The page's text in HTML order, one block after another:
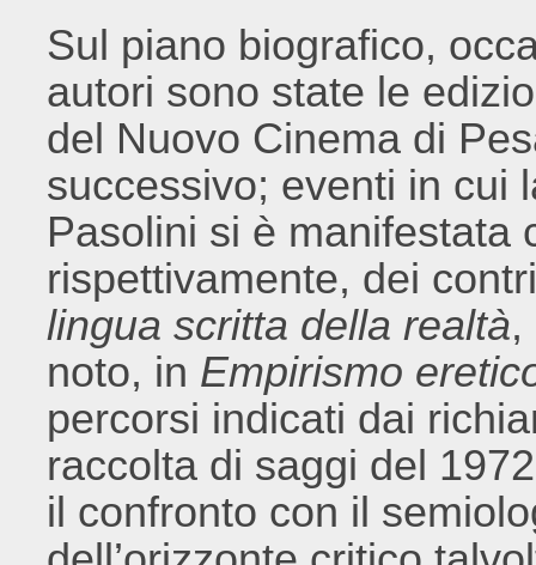
Sul piano biografico,
autori sono state le
del Nuovo Cinema di
successivo; eventi in cui
Pasolini si è manifestata
rispettivamente, dei
lingua scritta della realtà,
noto, in Empirismo
percorsi indicati dai
raccolta di saggi del
il confronto con il